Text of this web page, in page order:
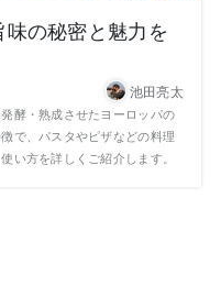
の秘密と魅力を
池田亮太
酵・熟成させたヨーロッパの
で、パスタやピザなどの料理
い方を詳しくご紹介します。